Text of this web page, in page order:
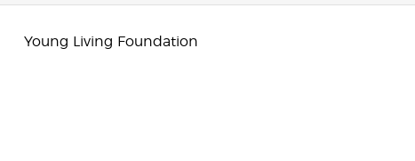
Young Living Foundation